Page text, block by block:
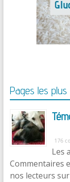
Pages les
176
Les
Commentaires
nos lecteurs